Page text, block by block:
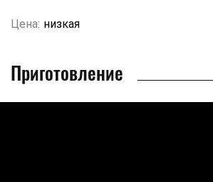
Цена: низкая
Приготовление